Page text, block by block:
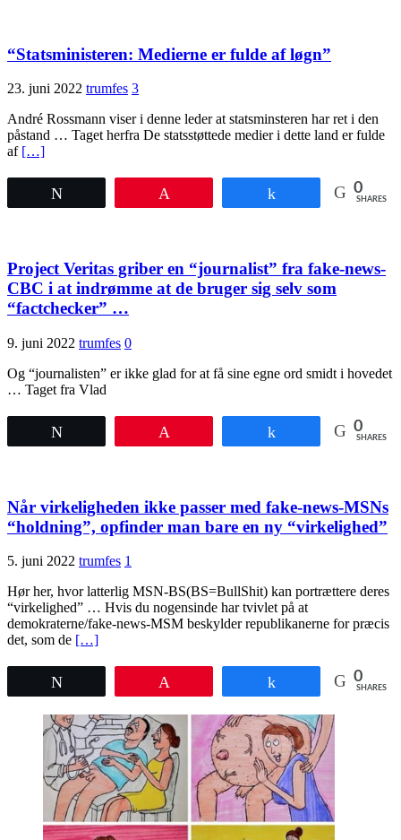
“Statsministeren: Medierne er fulde af løgn”
23. juni 2022 trumfes 3
André Rossmann viser i denne leder at statsminsteren har ret i den
påstand … Taget herfra De statsstøttede medier i dette land er fulde
af […]
0
SHARES
Project Veritas griber en “journalist” fra fake-news-
CBC i at indrømme at de bruger sig selv som
“factchecker” …
9. juni 2022 trumfes 0
Og “journalisten” er ikke glad for at få sine egne ord smidt i hovedet
… Taget fra Vlad
0
SHARES
Når virkeligheden ikke passer med fake-news-MSNs
“holdning”, opfinder man bare en ny “virkelighed”
5. juni 2022 trumfes 1
Hør her, hvor latterlig MSN-BS(BS=BullShit) kan portrættere deres
“virkelighed” … Hvis du nogensinde har tvivlet på at
demokraterne/fake-news-MSM beskylder republikanerne for præcis
det, som de […]
0
SHARES